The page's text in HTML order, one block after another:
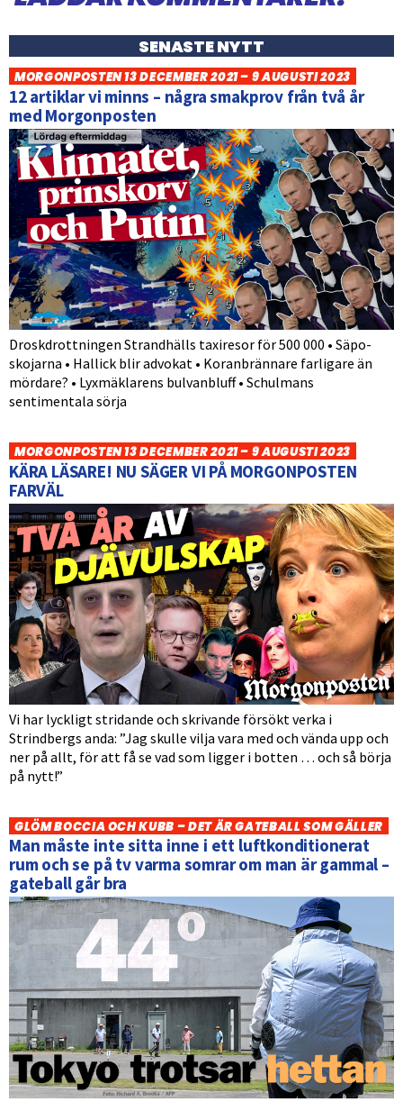
SENASTE NYTT
MORGONPOSTEN 13 DECEMBER 2021 – 9 AUGUSTI 2023
12 artiklar vi minns – några smakprov från två år
med Morgonposten
Droskdrottningen Strandhälls taxiresor för 500 000 • Säpo-
skojarna • Hallick blir advokat • Koranbrännare farligare än
mördare? • Lyxmäklarens bulvanbluff • Schulmans
sentimentala sörja
MORGONPOSTEN 13 DECEMBER 2021 – 9 AUGUSTI 2023
KÄRA LÄSARE! NU SÄGER VI PÅ MORGONPOSTEN
FARVÄL
Vi har lyckligt stridande och skrivande försökt verka i
Strindbergs anda: ”Jag skulle vilja vara med och vända upp och
ner på allt, för att få se vad som ligger i botten … och så börja
på nytt!”
GLÖM BOCCIA OCH KUBB – DET ÄR GATEBALL SOM GÄLLER
Man måste inte sitta inne i ett luftkonditionerat
rum och se på tv varma somrar om man är gammal –
gateball går bra